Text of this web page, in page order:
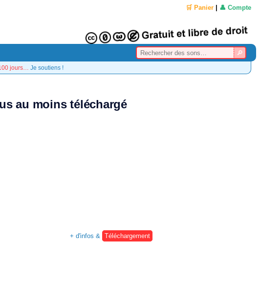
🛒 Panier 👤 Compte
jours… Je soutiens !
au moins téléchargé
+ d'infos &
Téléchargement